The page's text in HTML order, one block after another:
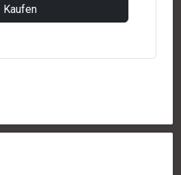
Kaufen